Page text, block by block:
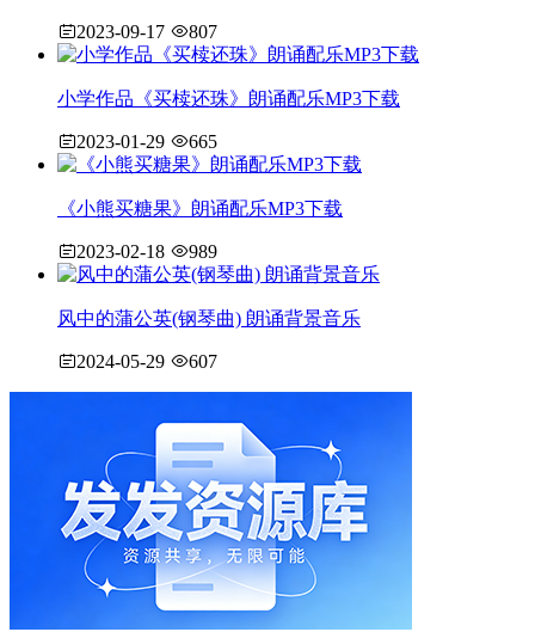
2023-09-17 807
小学作品《买椟还珠》朗诵配乐MP3下载
2023-01-29 665
《小熊买糖果》朗诵配乐MP3下载
2023-02-18 989
风中的蒲公英(钢琴曲) 朗诵背景音乐
2024-05-29 607